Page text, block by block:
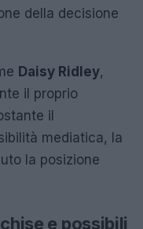
della decisione
Daisy Ridley,
il proprio
il
mediatica, la
la posizione
e possibili